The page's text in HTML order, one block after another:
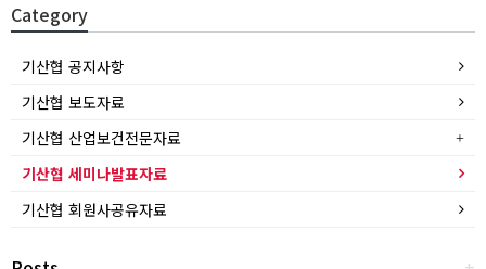
Category
기산협 공지사항
기산협 보도자료
기산협 산업보건전문자료
기산협 세미나발표자료
기산협 회원사공유자료